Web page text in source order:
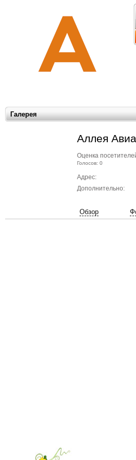
Галерея
Аллея
Оценка
Голосов: 0
Адрес:
Дополнительно:
Обзор